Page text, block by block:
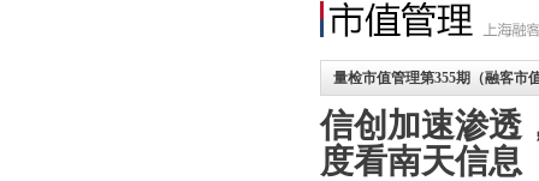
量检市值管理第355期（融客市
信创加速渗
度看南天信息